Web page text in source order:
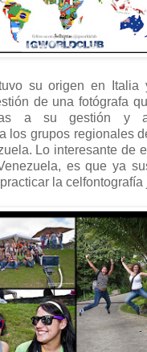
su origen en Italia
de una fotógrafa
a su gestión
los grupos regionales
Lo interesante de
es que ya
la celfontografía